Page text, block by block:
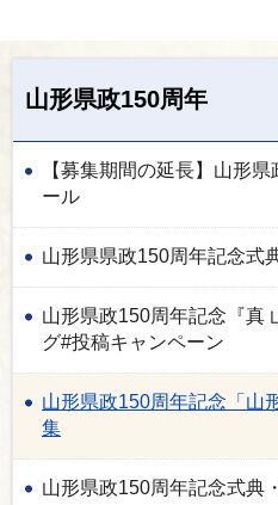
山形県政150周年
【募集期間の延長】山形
ール
山形県県政150周年記念式
山形県政150周年記念『真
グ#投稿キャンペーン
山形県政150周年記念「山
集
山形県政150周年記念式典